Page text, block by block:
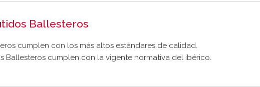
Ballesteros
cumplen con los más altos estándares de calidad.
Ballesteros cumplen con la vigente normativa del ibérico.